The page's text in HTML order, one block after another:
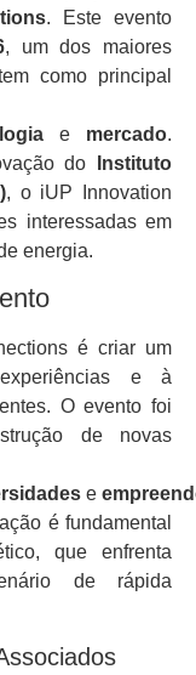
. Este evento
, um dos maiores
como principal
e mercado.
do
Instituto
, o iUP Innovation
interessadas em
energia.
é criar um
e à
O evento foi
de novas
e
é fundamental
que enfrenta
de rápida